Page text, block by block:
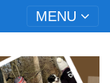
MENU